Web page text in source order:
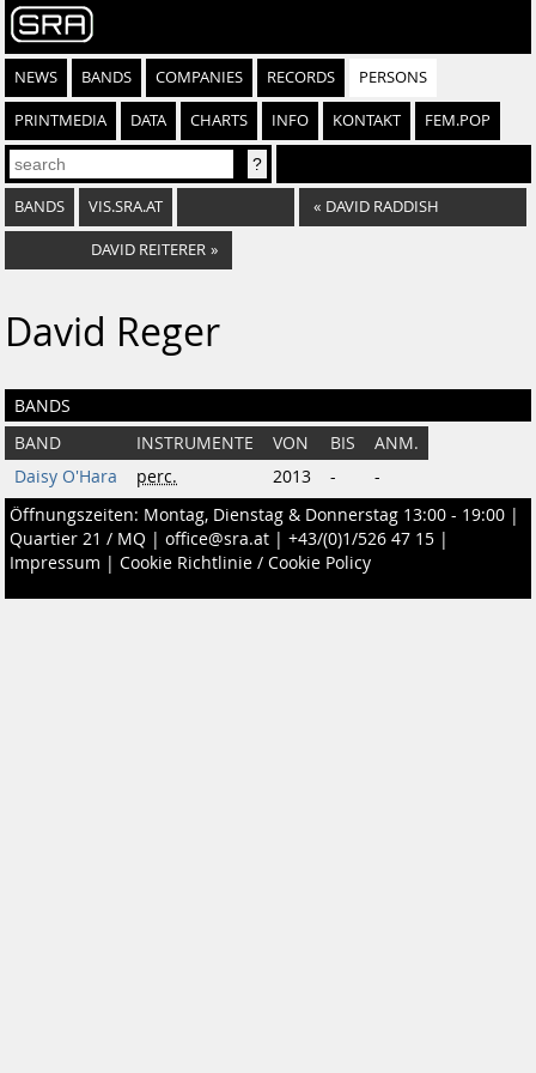
NEWS BANDS COMPANIES RECORDS PERSONS
PRINTMEDIA DATA CHARTS INFO KONTAKT FEM.POP
BANDS VIS.SRA.AT « DAVID RADDISH
DAVID REITERER »
David Reger
BANDS
BAND INSTRUMENTE VON BIS
ANM.
Daisy O'Hara
perc. 2013 -
-
Öffnungszeiten: Montag, Dienstag & Donnerstag 13:00 - 19:00 |
Quartier 21 / MQ | office@sra.at | +43/(0)1/526 47 15 |
Impressum | Cookie Richtlinie / Cookie Policy